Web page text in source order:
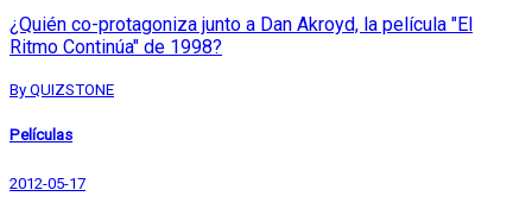
¿Quién co-protagoniza junto a Dan Akroyd, la película "El
Ritmo Continúa" de 1998?
By QUIZSTONE
Películas
2012-05-17